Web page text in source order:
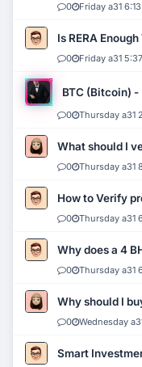
0 Friday a31
Is RERA
0 Friday a31
BTC (Bitcoin)
0 Thursday a31
What should I
0 Thursday a31
How to Verify
0 Thursday a31
Why does a 4
0 Thursday a31
Why should I
0 Wednesday
Smart